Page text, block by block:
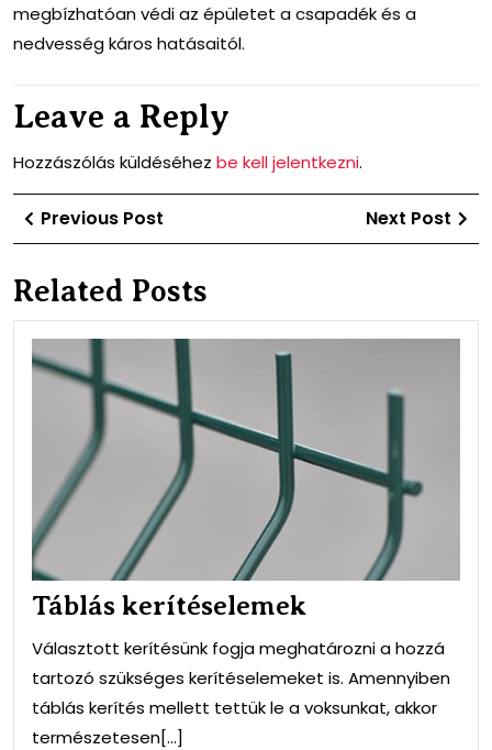
megbízhatóan védi az épületet a csapadék és a
nedvesség káros hatásaitól.
Leave a Reply
Hozzászólás küldéséhez be kell jelentkezni.
Bejegyzés
navigáció
Previous Post
Post
Next Post
Related Posts
Táblás kerítéselemek
Választott kerítésünk fogja meghatározni a hozzá
tartozó szükséges kerítéselemeket is. Amennyiben
táblás kerítés mellett tettük le a voksunkat, akkor
természetesen[...]